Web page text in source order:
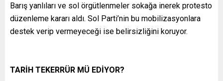
Barış yanlıları ve sol örgütlenmeler sokağa inerek protesto
düzenleme kararı aldı. Sol Parti’nin bu mobilizasyonlara
destek verip vermeyeceği ise belirsizliğini koruyor.
TARİH TEKERRÜR MÜ EDİYOR?